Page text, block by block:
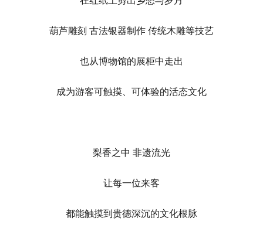
葫芦雕刻 古法银器制作 传统木雕等技艺
也从博物馆的展柜中走出
成为游客可触摸、可体验的活态文化
梨香之中 非遗流光
让每一位来客
都能触摸到贵德深沉的文化根脉